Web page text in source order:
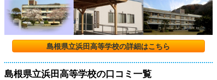
島根県立浜田高等学校の詳細はこちら
島根県立浜田高等学校の口コミ一覧